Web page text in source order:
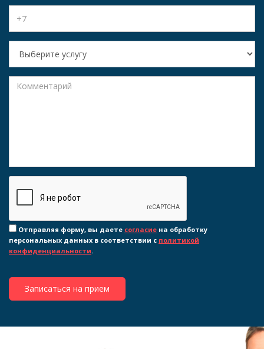
Отправляя форму, вы даете согласие на обработку
персональных данных в соответствии с политикой
конфиденциальности.
Записаться на прием